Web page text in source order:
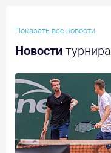
Показать все новости
Новости турнира